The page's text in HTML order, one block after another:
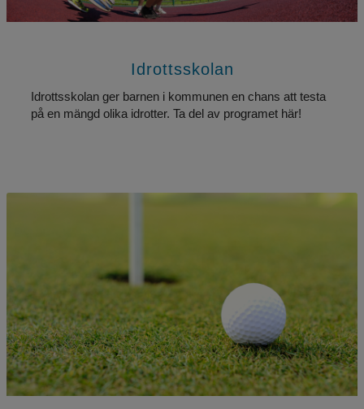
Idrottsskolan
Idrottsskolan ger barnen i kommunen en chans att testa
på en mängd olika idrotter. Ta del av programet här!
En golfboll nära hålet på golfbanan.